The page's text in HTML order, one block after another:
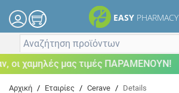
EASY PHARMACY
χαμηλές μας τιμές ΠΑΡΑΜΕΝΟΥΝ!
Αρχική / Εταιρίες / Cerave / Details